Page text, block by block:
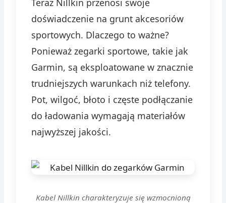
doświadczenie na grunt akcesoriów
sportowych. Dlaczego to ważne?
Ponieważ zegarki sportowe, takie jak
Garmin, są eksploatowane w znacznie
trudniejszych warunkach niż telefony.
Pot, wilgoć, błoto i częste podłączanie
do ładowania wymagają materiałów
najwyższej jakości.
Kabel Nillkin charakteryzuje się wzmocnioną